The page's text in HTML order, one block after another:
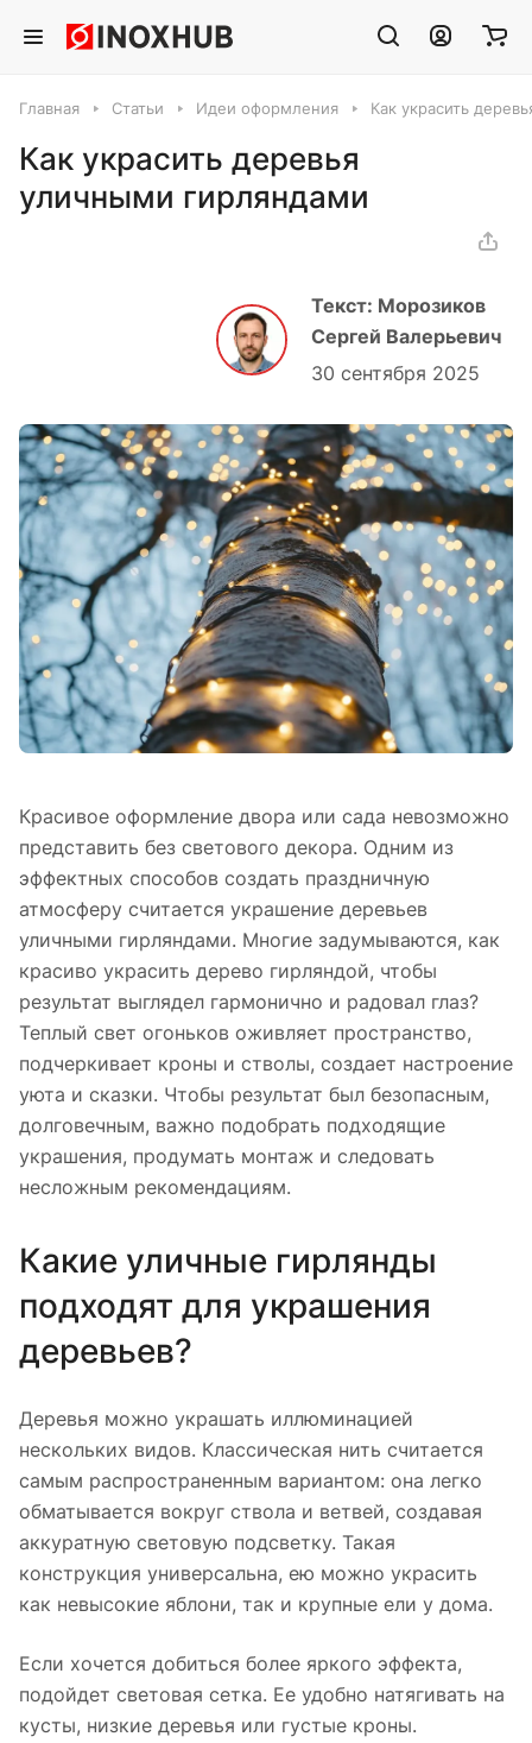
Главная Статьи Идеи оформления Как украсить
Как украсить деревья
уличными гирляндами
Текст: Морозиков
Сергей Валерьевич
30 сентября 2025
Красивое оформление двора или сада невозможно
представить без светового декора. Одним из
эффектных способов создать праздничную
атмосферу считается украшение деревьев
уличными гирляндами. Многие задумываются, как
красиво украсить дерево гирляндой, чтобы
результат выглядел гармонично и радовал глаз?
Теплый свет огоньков оживляет пространство,
подчеркивает кроны и стволы, создает настроение
уюта и сказки. Чтобы результат был безопасным,
долговечным, важно подобрать подходящие
украшения, продумать монтаж и следовать
несложным рекомендациям.
Какие уличные гирлянды
подходят для украшения
деревьев?
Деревья можно украшать иллюминацией
нескольких видов. Классическая нить считается
самым распространенным вариантом: она легко
обматывается вокруг ствола и ветвей, создавая
аккуратную световую подсветку. Такая
конструкция универсальна, ею можно украсить
как невысокие яблони, так и крупные ели у дома.
Если хочется добиться более яркого эффекта,
подойдет световая сетка. Ее удобно натягивать на
кусты, низкие деревья или густые кроны.